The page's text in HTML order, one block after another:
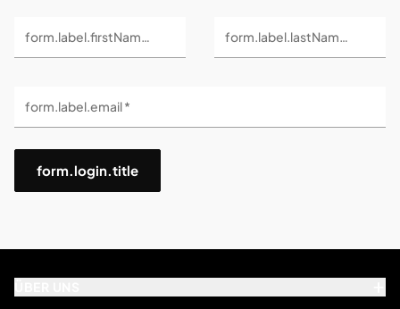
form.label.firstName * form.label.lastName *
form.label.email *
form.login.title